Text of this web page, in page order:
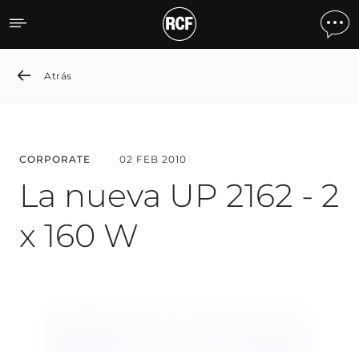
La nueva UP 2162 - 2 x 160
Atrás
CORPORATE 02 FEB 2010
La nueva UP 2162 - 2
x 160 W